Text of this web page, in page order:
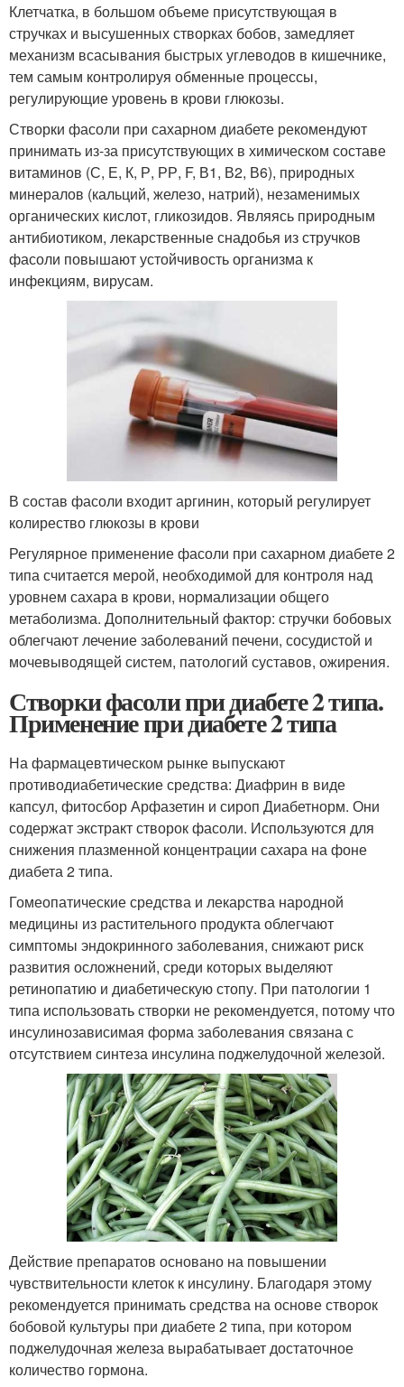
Клетчатка, в большом объеме присутствующая в
стручках и высушенных створках бобов, замедляет
механизм всасывания быстрых углеводов в кишечнике,
тем самым контролируя обменные процессы,
регулирующие уровень в крови глюкозы.
Створки фасоли при сахарном диабете рекомендуют
принимать из-за присутствующих в химическом составе
витаминов (С, Е, К, Р, РР, F, В1, В2, В6), природных
минералов (кальций, железо, натрий), незаменимых
органических кислот, гликозидов. Являясь природным
антибиотиком, лекарственные снадобья из стручков
фасоли повышают устойчивость организма к
инфекциям, вирусам.
В состав фасоли входит аргинин, который регулирует
колирество глюкозы в крови
Регулярное применение фасоли при сахарном диабете 2
типа считается мерой, необходимой для контроля над
уровнем сахара в крови, нормализации общего
метаболизма. Дополнительный фактор: стручки бобовых
облегчают лечение заболеваний печени, сосудистой и
мочевыводящей систем, патологий суставов, ожирения.
Створки фасоли при диабете 2 типа.
Применение при диабете 2 типа
На фармацевтическом рынке выпускают
противодиабетические средства: Диафрин в виде
капсул, фитосбор Арфазетин и сироп Диабетнорм. Они
содержат экстракт створок фасоли. Используются для
снижения плазменной концентрации сахара на фоне
диабета 2 типа.
Гомеопатические средства и лекарства народной
медицины из растительного продукта облегчают
симптомы эндокринного заболевания, снижают риск
развития осложнений, среди которых выделяют
ретинопатию и диабетическую стопу. При патологии 1
типа использовать створки не рекомендуется, потому что
инсулинозависимая форма заболевания связана с
отсутствием синтеза инсулина поджелудочной железой.
Действие препаратов основано на повышении
чувствительности клеток к инсулину. Благодаря этому
рекомендуется принимать средства на основе створок
бобовой культуры при диабете 2 типа, при котором
поджелудочная железа вырабатывает достаточное
количество гормона.